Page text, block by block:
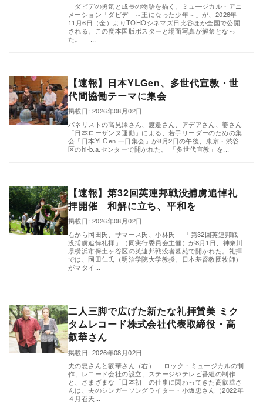
ダビデの勇気と成長の物語を描く、ミュ―ジカル・アニ
メーション「ダビデ ～王になった少年～」が、2026年
11月6日（金）よりTOHOシネマズ日比谷ほか全国で公開
される。この度本国版ポスターと場面写真が解禁となっ
た。 ...
,
【速報】日本YLGen、多世代宣教・世
代間協働テーマに集会
掲載日: 2026年08月02日
パネリストの高見澤さん、渡邉さん、アデアさん、姜さん
「日本ローザンヌ運動」による、若手リーダーのための集
会「日本YLGen 一日集会」が8月2日の午後、東京・渋谷
区のhi-b.a.センターで開かれた。 「多世代宣教」を...
,
【速報】第32回英連邦戦没捕虜追悼礼
拝開催 和解に立ち、平和を
掲載日: 2026年08月02日
右から岡田氏、サマース氏、小林氏 「第32回英連邦戦
没捕虜追悼礼拝」（同実行委員会主催）が8月1日、神奈川
県横浜市保土ヶ谷区の英連邦戦没者墓苑で開かれた。礼拝
では、岡田仁氏（明治学院大学教授、日本基督教団牧師）
がマタイ...
二人三脚で広げた新たな礼拝賛美 ミク
タムレコード株式会社代表取締役・高
叡華さん
掲載日: 2026年08月02日
夫の忠さんと叡華さん（右） ロック・ミュージカルの制
作、レコード会社の設立、ステージやテレビ番組の制作
と、さまざまな「日本初」の仕事に関わってきた高叡華さ
んは、夫のシンガーソングライター・小坂忠さん（2022年
４月召天...